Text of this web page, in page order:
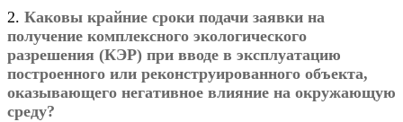
2. Каковы крайние сроки подачи заявки на
получение комплексного экологического
разрешения (КЭР) при вводе в эксплуатацию
построенного или реконструированного объекта,
оказывающего негативное влияние на окружающую
среду?